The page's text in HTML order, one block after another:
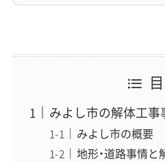
みよし市の解体工
みよし市の概要
地形・道路事情